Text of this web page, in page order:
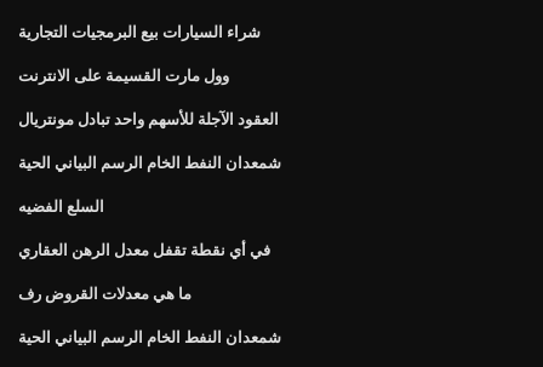
شراء السيارات بيع البرمجيات التجارية
وول مارت القسيمة على الانترنت
العقود الآجلة للأسهم واحد تبادل مونتريال
شمعدان النفط الخام الرسم البياني الحية
السلع الفضيه
في أي نقطة تقفل معدل الرهن العقاري
ما هي معدلات القروض رف
شمعدان النفط الخام الرسم البياني الحية